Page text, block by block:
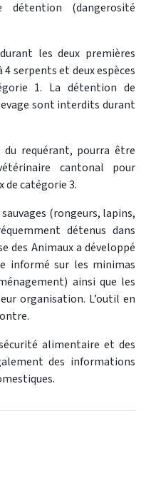
détention (dangerosité
les deux premières
serpents et deux espèces
1. La détention de
sont interdits durant
du requérant, pourra être
cantonal pour
de catégorie 3.
(rongeurs, lapins,
détenus dans
des Animaux a développé
informé sur les minimas
ainsi que les
organisation. L’outil en
alimentaire et des
des informations